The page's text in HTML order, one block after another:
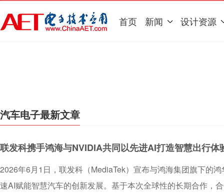
首页 新闻 设计资源
汽车电子最新文章
联发科携手鸿海与NVIDIA共同以先进AI打造智慧出行体
2026年6月1日，联发科（MediaTek）宣布与鸿海集团旗下的
速AI赋能智慧汽车的创新发展。基于本次全球性的长期合作，